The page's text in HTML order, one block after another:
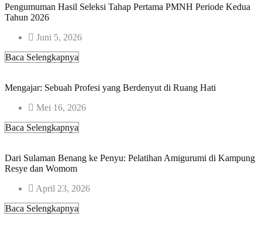
Pengumuman Hasil Seleksi Tahap Pertama PMNH Periode Kedua
Tahun 2026
Juni 5, 2026
Baca Selengkapnya
Mengajar: Sebuah Profesi yang Berdenyut di Ruang Hati
Mei 16, 2026
Baca Selengkapnya
Dari Sulaman Benang ke Penyu: Pelatihan Amigurumi di Kampung
Resye dan Womom
April 23, 2026
Baca Selengkapnya